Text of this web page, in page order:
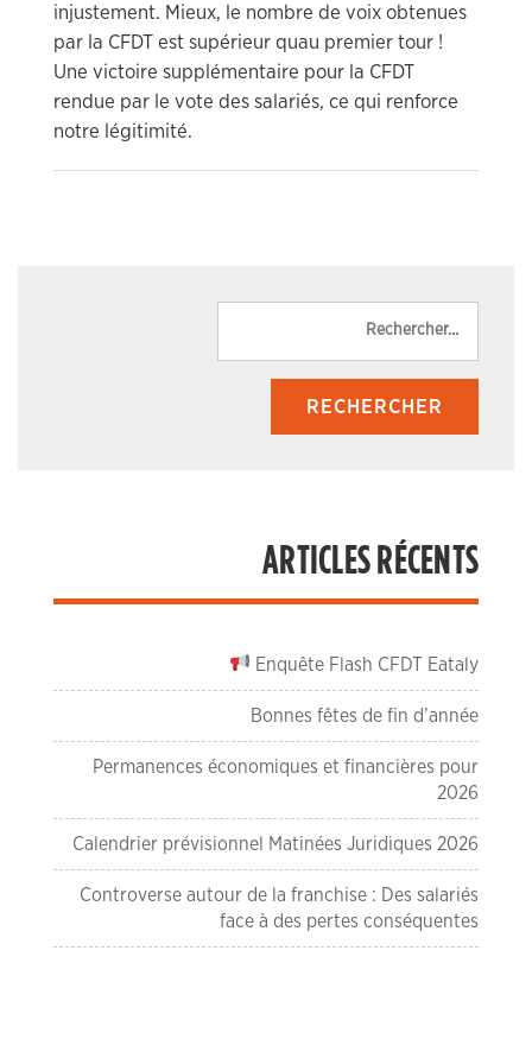
injustement. Mieux, le nombre de voix obtenues
par la CFDT est supérieur quau premier tour !
Une victoire supplémentaire pour la CFDT
rendue par le vote des salariés, ce qui renforce
notre légitimité.
ARTICLES RÉCENTS
Enquête Flash CFDT Eataly
Bonnes fêtes de fin d’année
Permanences économiques et financières pour
2026
Calendrier prévisionnel Matinées Juridiques 2026
Controverse autour de la franchise : Des salariés
face à des pertes conséquentes